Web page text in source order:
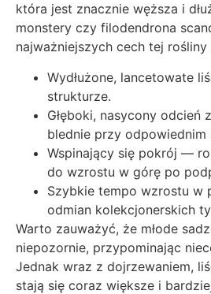
która jest znacznie węższa i
monstery czy filodendrona
najważniejszych cech tej rośliny
Wydłużone, lancetowate
strukturze.
Głęboki, nasycony odcień
blednie przy odpowiednim
Wspinający się pokrój —
do wzrostu w górę po
Szybkie tempo wzrostu w
odmian kolekcjonerskich
Warto zauważyć, że młode
niepozornie, przypominając
Jednak wraz z dojrzewaniem,
stają się coraz większe i